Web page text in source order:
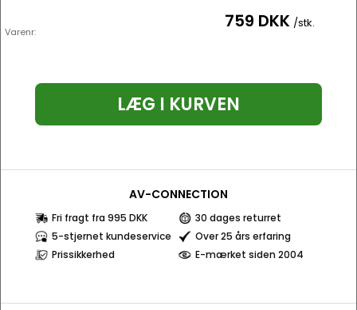
Varenr: 759 DKK /stk.
LÆG I KURVEN
AV-CONNECTION
Fri fragt fra 995 DKK
30 dages returret
5-stjernet kundeservice
Over 25 års erfaring
Prissikkerhed
E-mærket siden 2004